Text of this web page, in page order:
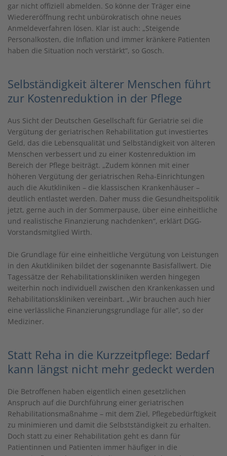
gar nicht offiziell abmelden. So könne der Träger eine
Wiedereröffnung recht unbürokratisch ohne neues
Anmeldeverfahren lösen. Klar ist auch: „Steigende
Personalkosten, die Inflation und immer kränkere Patienten
haben die Situation noch verstärkt“, so Gosch.
Selbständigkeit älterer Menschen führt
zur Kostenreduktion in der Pflege
Aus Sicht der Deutschen Gesellschaft für Geriatrie sei die
Vergütung der geriatrischen Rehabilitation gut investiertes
Geld, das die Lebensqualität und Selbständigkeit von älteren
Menschen verbessert und zu einer Kostenreduktion im
Bereich der Pflege beiträgt. „Zudem können mit einer
höheren Vergütung der geriatrischen Reha-Einrichtungen
auch die Akutkliniken – die klassischen Krankenhäuser –
deutlich entlastet werden. Daher muss die Gesundheitspolitik
jetzt, gerne auch in der Sommerpause, über eine einheitliche
und realistische Finanzierung nachdenken“, erklärt DGG-
Vorstandsmitglied Wirth.
Die Grundlage für eine einheitliche Vergütung von Leistungen
in den Akutkliniken bildet der sogenannte Basisfallwert. Die
Tagessätze der Rehabilitationskliniken werden hingegen
weiterhin noch individuell zwischen den Krankenkassen und
Rehabilitationskliniken vereinbart. „Wir brauchen auch hier
eine verlässliche Finanzierungsgrundlage für alle“, so der
Mediziner.
Statt Reha in die Kurzzeitpflege: Bedarf
kann längst nicht mehr gedeckt werden
Die Betroffenen haben eigentlich einen gesetzlichen
Anspruch auf die Durchführung einer geriatrischen
Rehabilitationsmaßnahme – mit dem Ziel, Pflegebedürftigkeit
zu minimieren und damit die Selbstständigkeit zu erhalten.
Doch statt zu einer Rehabilitation geht es dann für
Patientinnen und Patienten immer häufiger in die